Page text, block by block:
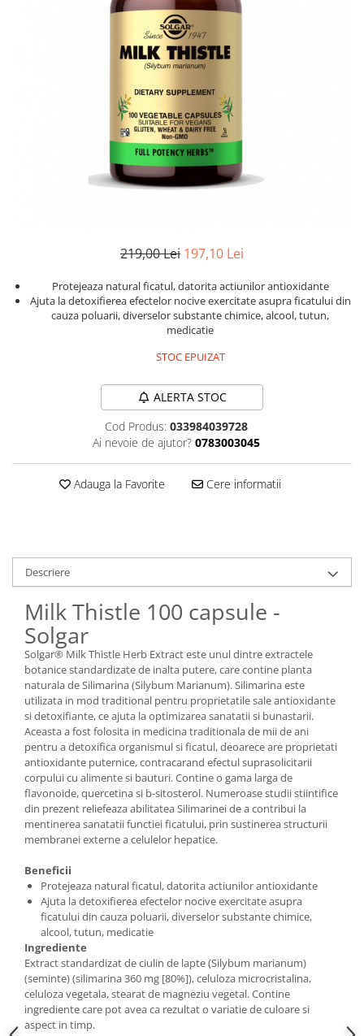
Nordic Naturals
Pure Nutrition USA
Trace Minerals
Vital Proteins
EFX Sports
NOW Foods
Nutricost
219,00 Lei 197,10 Lei
Protejeaza natural ficatul, datorita actiunilor antioxidante
Ajuta la detoxifierea efectelor nocive exercitate asupra ficatului din
cauza poluarii, diverselor substante chimice, alcool, tutun,
medicatie
STOC EPUIZAT
ALERTA STOC
Cod Produs: 033984039728
Ai nevoie de ajutor? 0783003045
Adauga la Favorite Cere informatii
Descriere
Milk Thistle 100 capsule -
Solgar
Solgar® Milk Thistle Herb Extract este unul dintre extractele
botanice standardizate de inalta putere, care contine planta
naturala de Silimarina (Silybum Marianum). Silimarina este
utilizata in mod traditional pentru proprietatile sale antioxidante
si detoxifiante, ce ajuta la optimizarea sanatatii si bunastarii.
Aceasta a fost folosita in medicina traditionala de mii de ani
pentru a detoxifica organismul si ficatul, deoarece are proprietati
antioxidante puternice, contracarand efectul suprasolicitarii
corpului cu alimente si bauturi. Contine o gama larga de
flavonoide, quercetina si b-sitosterol. Numeroase studii stiintifice
din prezent reliefeaza abilitatea Silimarinei de a contribui la
mentinerea sanatatii functiei ficatului, prin sustinerea structurii
membranei externe a celulelor hepatice.
Beneficii
Protejeaza natural ficatul, datorita actiunilor antioxidante
Ajuta la detoxifierea efectelor nocive exercitate asupra
ficatului din cauza poluarii, diverselor substante chimice,
alcool, tutun, medicatie
Ingrediente
Extract standardizat de ciulin de lapte (Silybum marianum)
(seminte) (silimarina 360 mg [80%]), celuloza microcristalina,
celuloza vegetala, stearat de magneziu vegetal. Contine
ingrediente care pot avea ca rezultat o variatie de culoare si
aspect in timp.